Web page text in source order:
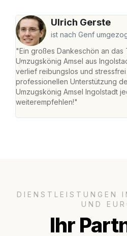
Ulrich Gerste
ist nach Genf
"Ein großes Dankeschön an das
Umzugskönig Amsel aus
verlief reibungslos und
professionellen Unterstützung
Umzugskönig Amsel Ingolstadt
weiterempfehlen!"
DIENSTLEISTUNGEN
UND
Ihr